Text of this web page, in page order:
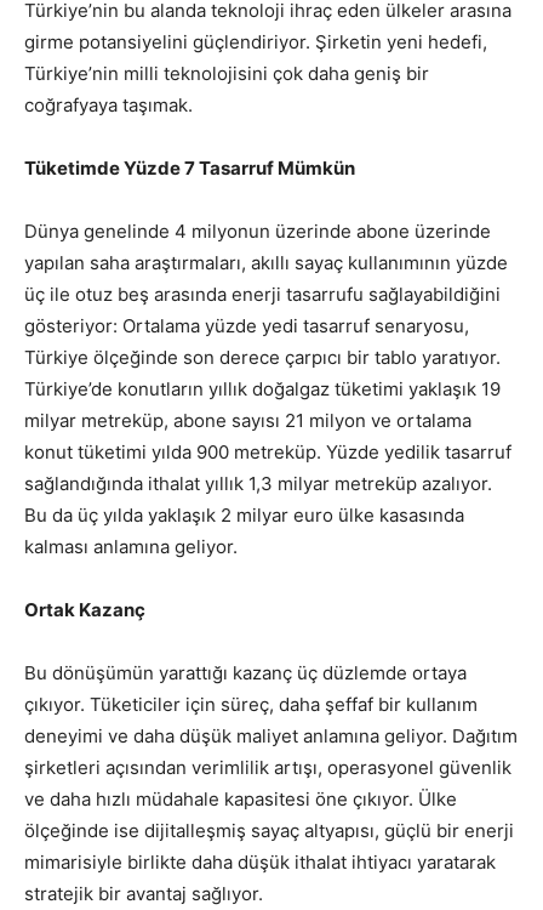
Türkiye’nin bu alanda teknoloji ihraç eden ülkeler arasına
girme potansiyelini güçlendiriyor. Şirketin yeni hedefi,
Türkiye’nin milli teknolojisini çok daha geniş bir
coğrafyaya taşımak.
Tüketimde Yüzde 7 Tasarruf Mümkün
Dünya genelinde 4 milyonun üzerinde abone üzerinde
yapılan saha araştırmaları, akıllı sayaç kullanımının yüzde
üç ile otuz beş arasında enerji tasarrufu sağlayabildiğini
gösteriyor: Ortalama yüzde yedi tasarruf senaryosu,
Türkiye ölçeğinde son derece çarpıcı bir tablo yaratıyor.
Türkiye’de konutların yıllık doğalgaz tüketimi yaklaşık 19
milyar metreküp, abone sayısı 21 milyon ve ortalama
konut tüketimi yılda 900 metreküp. Yüzde yedilik tasarruf
sağlandığında ithalat yıllık 1,3 milyar metreküp azalıyor.
Bu da üç yılda yaklaşık 2 milyar euro ülke kasasında
kalması anlamına geliyor.
Ortak Kazanç
Bu dönüşümün yarattığı kazanç üç düzlemde ortaya
çıkıyor. Tüketiciler için süreç, daha şeffaf bir kullanım
deneyimi ve daha düşük maliyet anlamına geliyor. Dağıtım
şirketleri açısından verimlilik artışı, operasyonel güvenlik
ve daha hızlı müdahale kapasitesi öne çıkıyor. Ülke
ölçeğinde ise dijitalleşmiş sayaç altyapısı, güçlü bir enerji
mimarisiyle birlikte daha düşük ithalat ihtiyacı yaratarak
stratejik bir avantaj sağlıyor.